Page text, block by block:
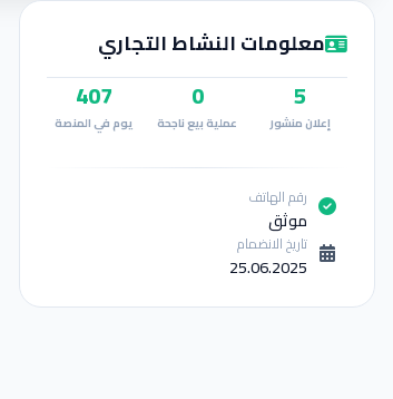
معلومات النشاط التجاري
5
إعلان منشور
0
عملية بيع ناجحة
407
يوم في المنصة
رقم الهاتف
موثق
تاريخ الانضمام
25.06.2025